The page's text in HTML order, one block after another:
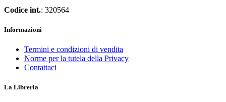
Codice int.: 320564
Informazioni
Termini e condizioni di vendita
Norme per la tutela della Privacy
Contattaci
La Libreria